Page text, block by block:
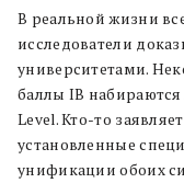
В реальной жизни
исследователи
университетами. Н
баллы IB набираются
Level. Кто-то
установленные
унификации обоих